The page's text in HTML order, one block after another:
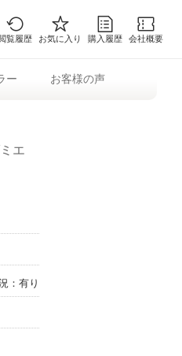
覧履歴 お気に入り 購入履歴 会社概要
ー お客様の声
エ
：有り